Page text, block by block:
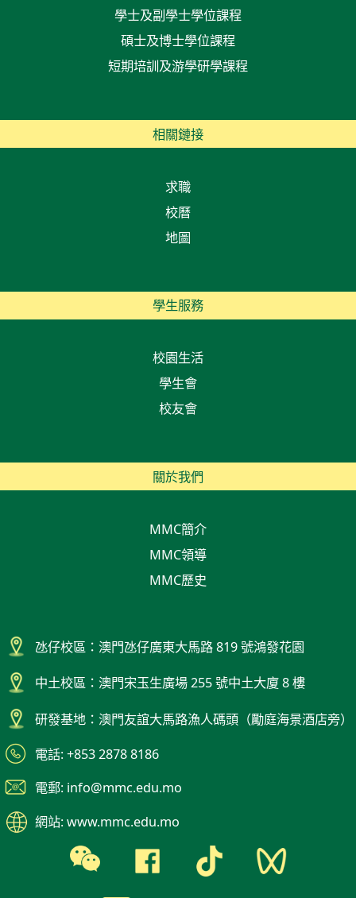
學士及副學士學位課程
碩士及博士學位課程
短期培訓及游學研學課程
相關鏈接
求職
校曆
地圖
學生服務
校園生活
學生會
校友會
關於我們
MMC簡介
MMC領導
MMC歷史
氹仔校區：澳門氹仔廣東大馬路 819 號鴻發花園
中土校區：澳門宋玉生廣場 255 號中土大廈 8 樓
研發基地：澳門友誼大馬路漁人碼頭（勵庭海景酒店旁）
電話: +853 2878 8186
電郵: info@mmc.edu.mo
網站: www.mmc.edu.mo